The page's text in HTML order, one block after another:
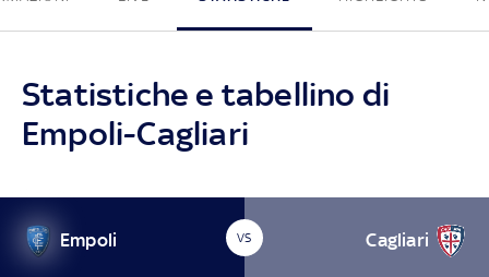
Statistiche e tabellino di
Empoli-Cagliari
Empoli VS Cagliari